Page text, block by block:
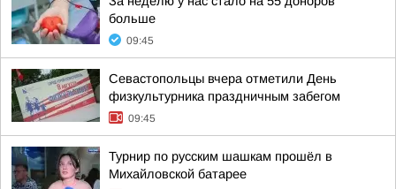
больше
09:45
Севастопольцы вчера отметили День
физкультурника праздничным забегом
09:45
Турнир по русским шашкам прошёл в
Михайловской батарее